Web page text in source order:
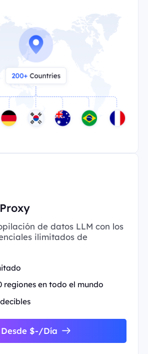
de datos LLM con los
ilimitados de
regiones en todo el mundo
Desde $-/Día